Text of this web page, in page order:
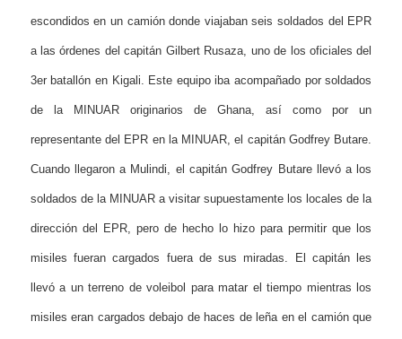
escondidos en un camión donde viajaban seis soldados del EPR
a las órdenes del capitán Gilbert Rusaza, uno de los oficiales del
3er batallón en Kigali. Este equipo iba acompañado por soldados
de la MINUAR originarios de Ghana, así como por un
representante del EPR en la MINUAR, el capitán Godfrey Butare.
Cuando llegaron a Mulindi, el capitán Godfrey Butare llevó a los
soldados de la MINUAR a visitar supuestamente los locales de la
dirección del EPR, pero de hecho lo hizo para permitir que los
misiles fueran cargados fuera de sus miradas. El capitán les
llevó a un terreno de voleibol para matar el tiempo mientras los
misiles eran cargados debajo de haces de leña en el camión que